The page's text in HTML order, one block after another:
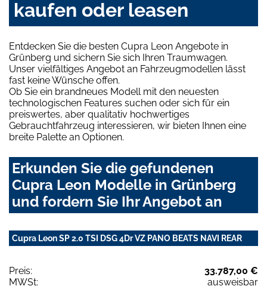
kaufen oder leasen
Entdecken Sie die besten Cupra Leon Angebote in
Grünberg und sichern Sie sich Ihren Traumwagen.
Unser vielfältiges Angebot an Fahrzeugmodellen lässt
fast keine Wünsche offen.
Ob Sie ein brandneues Modell mit den neuesten
technologischen Features suchen oder sich für ein
preiswertes, aber qualitativ hochwertiges
Gebrauchtfahrzeug interessieren, wir bieten Ihnen eine
breite Palette an Optionen.
Erkunden Sie die gefundenen
Cupra Leon Modelle in Grünberg
und fordern Sie Ihr Angebot an
Cupra Leon SP 2.0 TSI DSG 4Dr VZ PANO BEATS NAVI REAR
Preis:
33.787,00 €
MWSt:
ausweisbar